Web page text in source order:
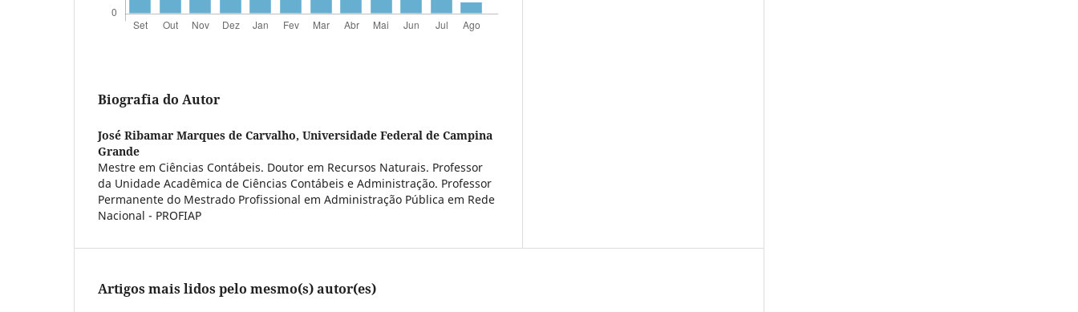
Biografia do Autor
José Ribamar Marques de Carvalho, Universidade Federal de Campina
Grande
Mestre em Ciências Contábeis. Doutor em Recursos Naturais. Professor
da Unidade Acadêmica de Ciências Contábeis e Administração. Professor
Permanente do Mestrado Profissional em Administração Pública em Rede
Nacional - PROFIAP
Artigos mais lidos pelo mesmo(s) autor(es)